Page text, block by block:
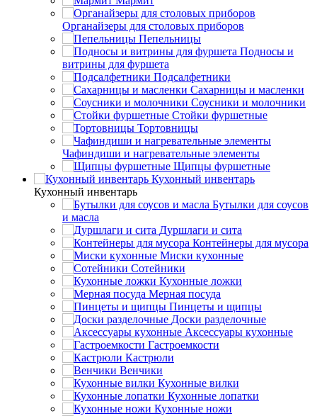
Органайзеры для столовых приборов
Пепельницы
Подносы и
витрины для фуршета
Подсалфетники
Сахарницы и масленки
Соусники и молочники
Стойки фуршетные
Тортовницы
Чафиндиши и нагревательные элементы
Щипцы фуршетные
Кухонный инвентарь
Кухонный инвентарь
Бутылки для соусов
и масла
Дуршлаги и сита
Контейнеры для мусора
Миски кухонные
Сотейники
Кухонные ложки
Мерная посуда
Пинцеты и щипцы
Доски разделочные
Аксессуары кухонные
Гастроемкости
Кастрюли
Венчики
Кухонные вилки
Кухонные лопатки
Кухонные ножи